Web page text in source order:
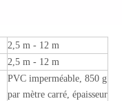
2,5 m - 12 m
2,5 m - 12 m
PVC imperméable, 850 g
par mètre carré, épaisseur